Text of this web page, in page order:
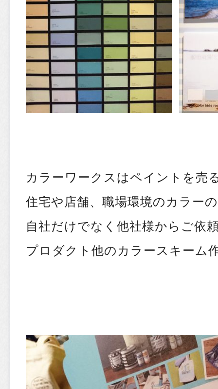
カラーワークスはペイントを売
住宅や店舗、職場環境のカラー
自社だけでなく他社様からご依
プロダクト他のカラースキーム